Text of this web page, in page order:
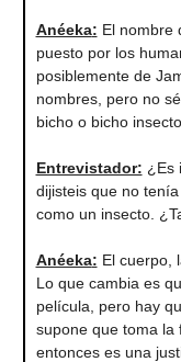
Anéeka: El nombre
puesto por los
posiblemente de
nombres, pero no
bicho o bicho
Entrevistador: ¿Es
dijisteis que no
como un insecto.
Anéeka: El cuerpo,
Lo que cambia es
película, pero hay
supone que toma la
entonces es una